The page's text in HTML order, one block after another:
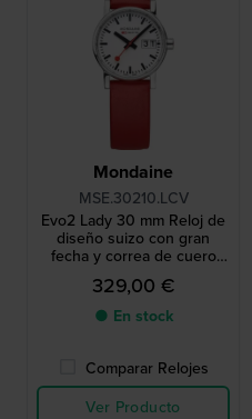
Mondaine
MSE.30210.LCV
Evo2 Lady 30 mm Reloj de
diseño suizo con gran
fecha y correa de cuero
vegana
329,00 €
● En stock
Comparar Relojes
Ver Producto